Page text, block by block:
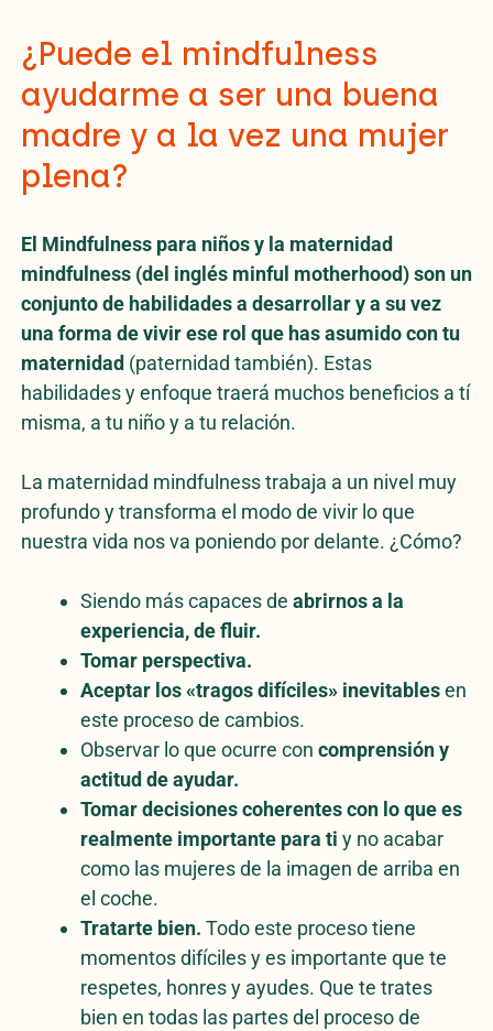
¿Puede el mindfulness
ayudarme a ser una buena
madre y a la vez una mujer
plena?
El Mindfulness para niños y la maternidad
mindfulness (del inglés minful motherhood) son un
conjunto de habilidades a desarrollar y a su vez
una forma de vivir ese rol que has asumido con tu
maternidad (paternidad también). Estas
habilidades y enfoque traerá muchos beneficios a tí
misma, a tu niño y a tu relación.
La maternidad mindfulness trabaja a un nivel muy
profundo y transforma el modo de vivir lo que
nuestra vida nos va poniendo por delante. ¿Cómo?
Siendo más capaces de abrirnos a la
experiencia, de fluir.
Tomar perspectiva.
Aceptar los «tragos difíciles» inevitablesen
este proceso de cambios.
Observar lo que ocurre con comprensión y
actitud de ayudar.
Tomar decisiones coherentes con lo que es
realmente importante para ti y no acabar
como las mujeres de la imagen de arriba en
el coche.
Tratarte bien. Todo este proceso tiene
momentos difíciles y es importante que te
respetes, honres y ayudes. Que te trates
bien en todas las partes del proceso de